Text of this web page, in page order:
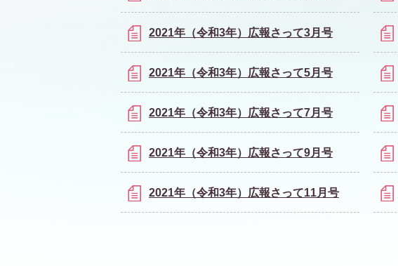
2021年（令和3年）広報さって3月号
2021年（令和3年）広報さって5月号
2021年（令和3年）広報さって7月号
2021年（令和3年）広報さって9月号
2021年（令和3年）広報さって11月号